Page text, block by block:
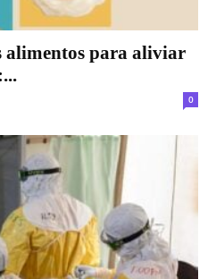
alimentos para aliviar
0